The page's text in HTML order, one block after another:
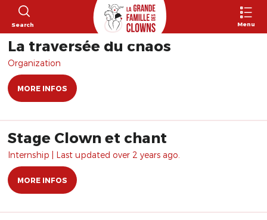
Search Menu
La traversée du chaos
Organization
MORE INFOS
Stage Clown et chant
Internship | Last updated over 2 years ago.
MORE INFOS